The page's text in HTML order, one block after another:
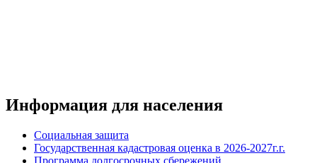
Информация для населения
Социальная защита
Государственная кадастровая оценка в 2026-2027г.г.
Программа долгосрочных сбережений